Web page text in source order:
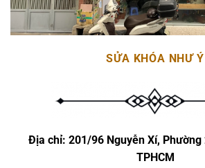
SỬA KHÓA NHƯ Ý
Địa chỉ: 201/96 Nguyễn Xí, Phường
TPHCM